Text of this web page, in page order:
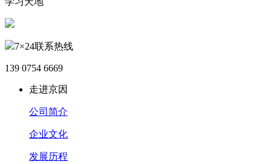
7×24联系热线
139 0754 6669
走进京因
公司简介
企业文化
发展历程